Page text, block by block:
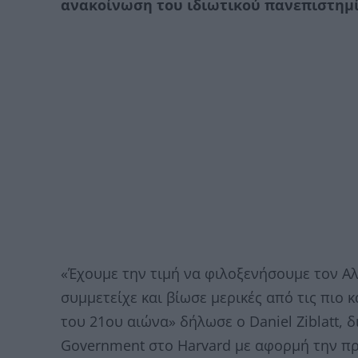
ανακοίνωση τoυ ιδιωτικού
«Έχουμε την τιμή να φιλοξενήσουμε τον
συμμετείχε και βίωσε μερικές από τις πιο
του 21ου αιώνα» δήλωσε ο Daniel Ziblatt,
Government στο Harvard με αφορμή την